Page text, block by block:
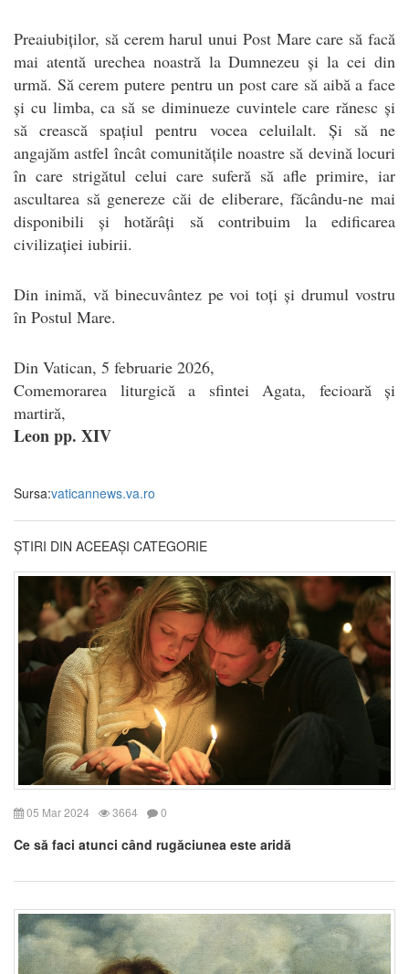
Preaiubiților, să cerem harul unui Post Mare care să facă
mai atentă urechea noastră la Dumnezeu și la cei din
urmă. Să cerem putere pentru un post care să aibă a face
și cu limba, ca să se diminueze cuvintele care rănesc și
să crească spațiul pentru vocea celuilalt. Și să ne
angajăm astfel încât comunitățile noastre să devină locuri
în care strigătul celui care suferă să afle primire, iar
ascultarea să genereze căi de eliberare, făcându-ne mai
disponibili și hotărâți să contribuim la edificarea
civilizației iubirii.
Din inimă, vă binecuvântez pe voi toți și drumul vostru
în Postul Mare.
Din Vatican, 5 februarie 2026,
Comemorarea liturgică a sfintei Agata, fecioară și
martiră,
Leon pp. XIV
Sursa:vaticannews.va.ro
ȘTIRI DIN ACEEAȘI CATEGORIE
05 Mar 2024 3664 0
Ce să faci atunci când rugăciunea este aridă